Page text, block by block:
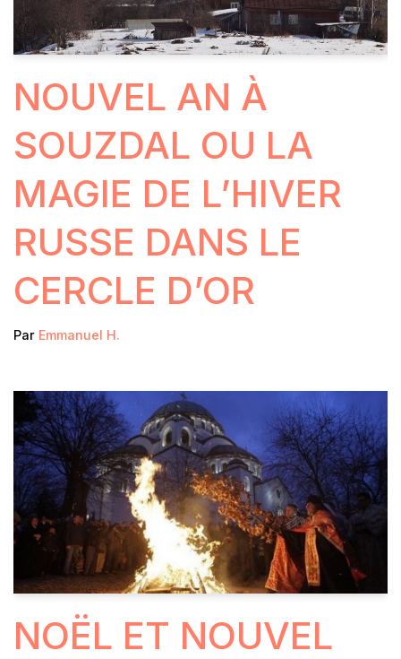
NOUVEL AN À
SOUZDAL OU LA
MAGIE DE L’HIVER
RUSSE DANS LE
CERCLE D’OR
Par Emmanuel H.
NOËL ET NOUVEL